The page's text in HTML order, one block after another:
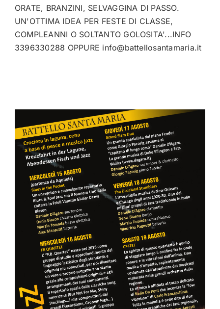
ORATE, BRANZINI, SELVAGGINA DI PASSO.
UN'OTTIMA IDEA PER FESTE DI CLASSE,
COMPLEANNI O SOLTANTO GOLOSITA'...INFO
3396330288 OPPURE info@battellosantamaria.it